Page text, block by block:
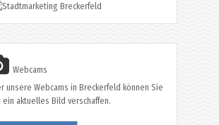
Webcams
unsere Webcams in Breckerfeld können Sie
ein aktuelles Bild verschaffen.